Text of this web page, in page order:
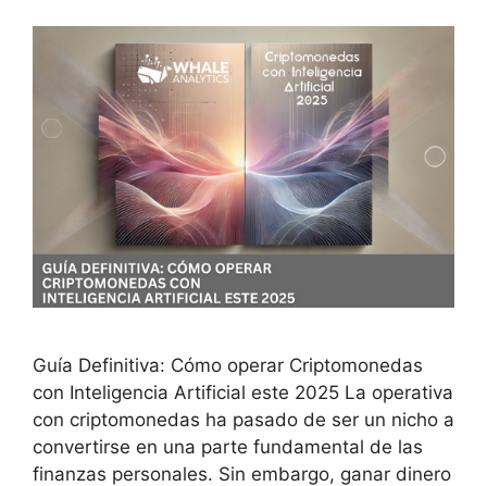
Guía Definitiva: Cómo operar Criptomonedas
con Inteligencia Artificial este 2025 La operativa
con criptomonedas ha pasado de ser un nicho a
convertirse en una parte fundamental de las
finanzas personales. Sin embargo, ganar dinero